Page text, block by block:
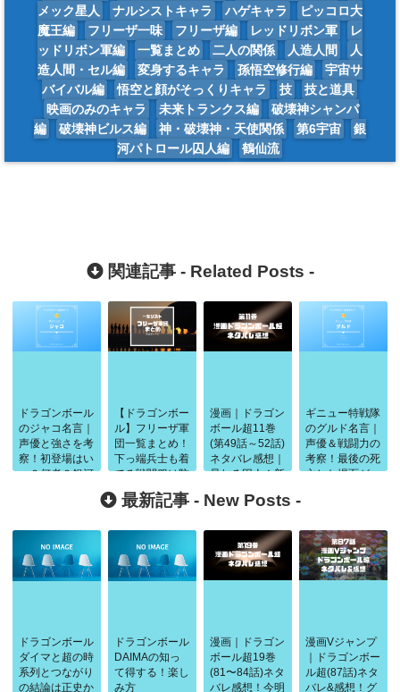
メック星人
ナルシストキャラ ハゲキャラ
ピッコロ大
魔王編
フリーザ一味 フリーザ編 レッドリボン軍
レ
ッドリボン軍編
一覧まとめ 二人の関係 人造人間
人
造人間・セル編
変身するキャラ 孫悟空修行編
宇宙サ
バイバル編
悟空と顔がそっくりキャラ 技
技と道具
映画のみのキャラ
未来トランクス編
破壊神シャンパ
編
破壊神ビルス編 神・破壊神・天使関係 第6宇宙
銀
河パトロール囚人編
鶴仙流
関連記事 - Related Posts -
ドラゴンボール
のジャコ名言｜
声優と強さを考
察！初登場はい
つ？何者？銀河
【ドラゴンボー
ル】フリーザ軍
団一覧まとめ！
下っ端兵士も着
てる戦闘服は防
御力も高い？
漫画｜ドラゴン
ボール超11巻
(第49話～52話)
ネタバレ感想｜
暴れる囚人！新
悟空たち
ギニュー特戦隊
のグルド名言｜
声優＆戦闘力の
考察！最後の死
亡した場面が
最新記事 - New Posts -
ドラゴンボール
ダイマと超の時
系列とつながり
の結論は正史か
ドラゴンボール
DAIMAの知っ
て得する！楽し
み方
漫画｜ドラゴン
ボール超19巻
(81〜84話)ネタ
バレ感想！今明
漫画Vジャンプ
｜ドラゴンボー
ル超(87話)ネタ
バレ&感想！グ